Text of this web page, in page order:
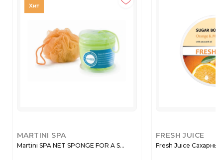
MARTINI SPA
Martini SPA NET SPONGE FOR A S...
FRESH JUICE
Fresh Juice